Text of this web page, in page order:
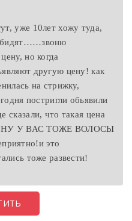
уже 10лет хожу туда,
но когда
другую цену! как
на стрижку,
постригли обьявили
сказали, что такая цена
НУ У ВАС ТОЖЕ ВОЛОСЫ
это
тоже развести!